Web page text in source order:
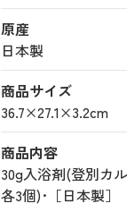
原産
日本製
商品サイズ
36.7×27.1×3.2cm
商品内容
30g入浴剤(登別カ
各3個)･［日本製］